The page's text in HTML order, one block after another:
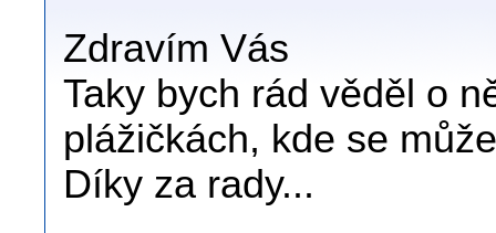
Zdravím Vás
Taky bych rád věděl o
plážičkách, kde se
Díky za rady...